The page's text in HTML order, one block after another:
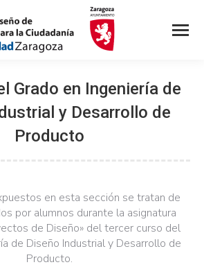
Grado en Ingeniería de
y Desarrollo de
Producto
en esta sección se tratan de
por alumnos durante la asignatura
de Diseño» del tercer curso del
de Diseño Industrial y Desarrollo de
Producto.